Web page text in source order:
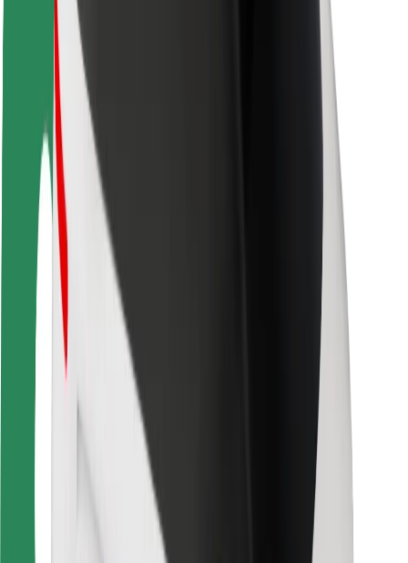
Sikkerhet for passasjer
Sjåførsikkerhet
Sikkerhet for sparkesykler
Sikkerhetslab
Byer
Steder
Byløsninger
Flyplasser
Bolt-ladestasjoner
Brukerstøtte
For passasjerer
For sjåfører
For leveringsbud
For flåteeiere
For restauranter
Bolt for Business